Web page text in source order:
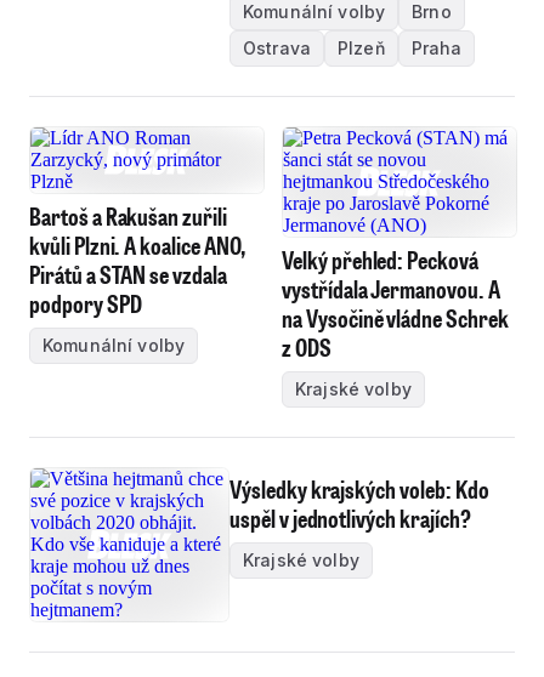
Komunální volby
Brno
Ostrava
Plzeň Praha
Bartoš a Rakušan zuřili
kvůli Plzni. A koalice ANO,
Pirátů a STAN se vzdala
podpory SPD
Komunální volby
Velký přehled: Pecková
vystřídala Jermanovou. A
na Vysočině vládne Schrek
z ODS
Krajské volby
Výsledky krajských voleb: Kdo
uspěl v jednotlivých krajích?
Krajské volby